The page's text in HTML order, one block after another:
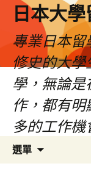
日本大
專業日本
修史的大學
學，無論
作，都有
多的工作機
選單